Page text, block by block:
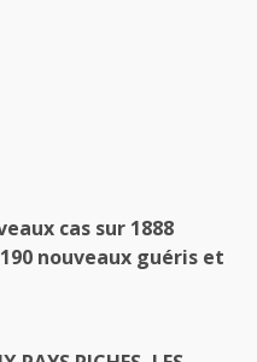
cas sur 1888
nouveaux guéris et